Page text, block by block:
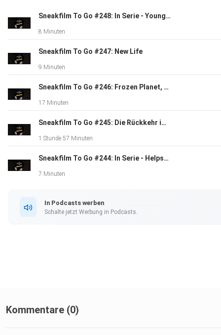
Sneakfilm To Go #248: In Serie - Young Rock
8 Minuten
Sneakfilm To Go #247: New Life
9 Minuten
Sneakfilm To Go #246: Frozen Planet, Warten auf'n Bus - Staffel 2
17 Minuten
Sneakfilm To Go #245: Die Rückkehr im XXL-Format
1 Stunde 57 Minuten
Sneakfilm To Go #244: In Serie - Helpster
7 Minuten
In Podcasts werben
Schalte jetzt Werbung in Podcasts.
Kommentare (0)